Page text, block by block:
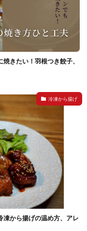
きたい！羽根つき餃子、
冷凍から揚げ
凍から揚げの温め方、アレ